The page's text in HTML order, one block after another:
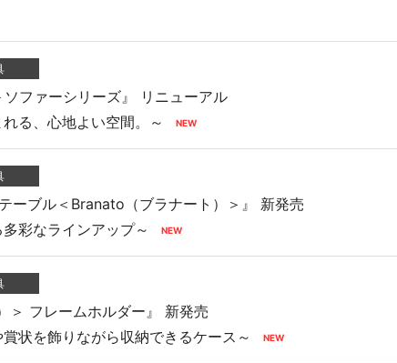
ソファーシリーズ』 リニューアル
る、心地よい空間。～
ーブル＜Branato（ブラナート）＞』 新発売
彩なラインアップ～
＞ フレームホルダー』 新発売
状を飾りながら収納できるケース～
ェクト